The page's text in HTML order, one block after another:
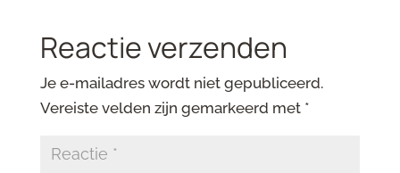
Reactie verzenden
Je e-mailadres wordt niet gepubliceerd.
Vereiste velden zijn gemarkeerd met *